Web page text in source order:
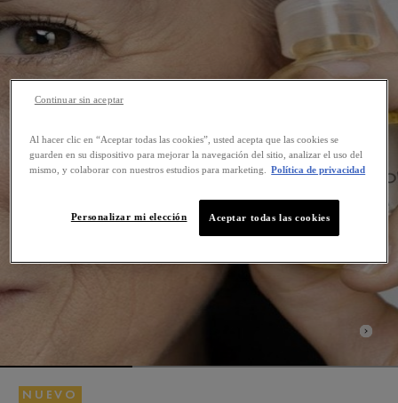
NUEVO
Al hacer clic en “Aceptar todas las cookies”, usted acepta que las cookies se
guarden en su dispositivo para mejorar la navegación del sitio, analizar el uso del
mismo, y colaborar con nuestros estudios para marketing.
Política de privacidad
Aceptar todas las cookies
Personalizar mi elección
Continuar sin aceptar